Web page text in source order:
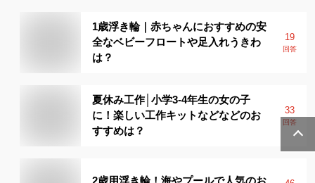
1歳浮き輪｜赤ちゃんにおすすめの安
全なベビーフロートや足入れうきわ
は？
19
回答
夏休み工作│小学3-4年生の女の子
に！楽しい工作キットなどなどのお
すすめは？
33
回答
2歳用浮き輪！海やプールで人気のお